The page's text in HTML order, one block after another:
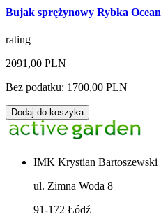
Bujak sprężynowy Rybka Ocean
rating
2091,00 PLN
Bez podatku: 1700,00 PLN
Dodaj do koszyka
IMK Krystian Bartoszewski
ul. Zimna Woda 8
91-172 Łódź